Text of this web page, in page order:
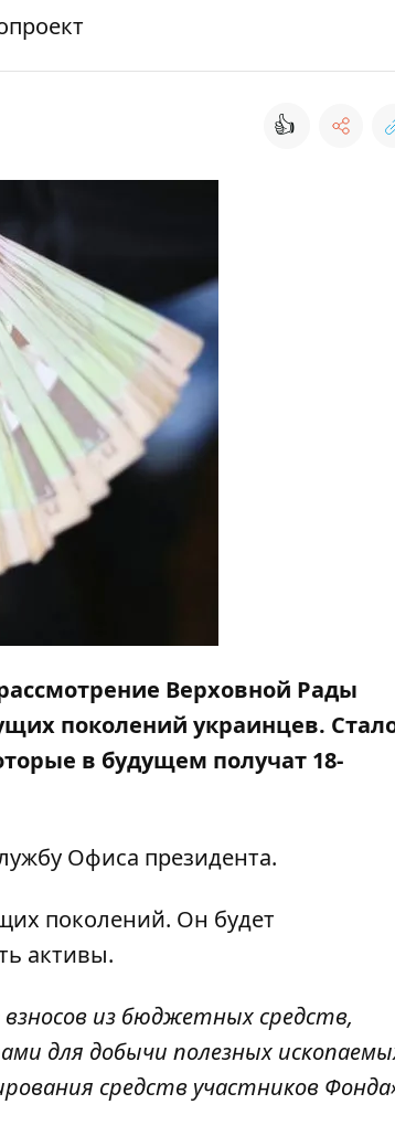
👍
Верховной Рады
поколений украинцев.
в будущем получат 18-
Офиса президента.
поколений. Он будет
активы.
из бюджетных средств,
для добычи полезных
средств участников